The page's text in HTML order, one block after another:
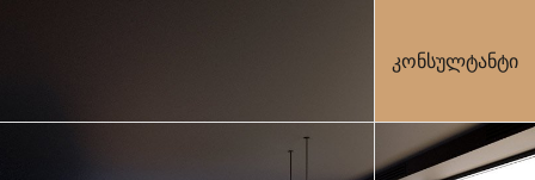
კონსულტანტი